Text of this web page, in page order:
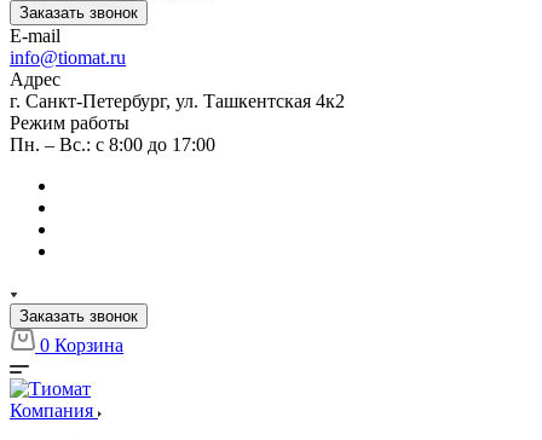
Заказать звонок
E-mail
info@tiomat.ru
Адрес
г. Санкт-Петербург, ул. Ташкентская 4к2
Режим работы
Пн. – Вс.: с 8:00 до 17:00
Заказать звонок
0 Корзина
Компания